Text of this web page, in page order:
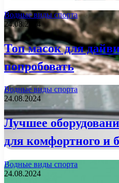
Водные виды спорта
24.08.2024
Топ масок для
попробовать
Водные виды спорта
24.08.2024
Лучшее
для комфортного и
Водные виды спорта
24.08.2024